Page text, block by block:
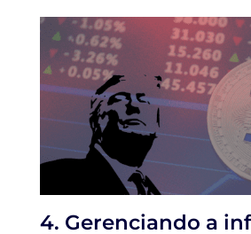
4. Gerenciando a